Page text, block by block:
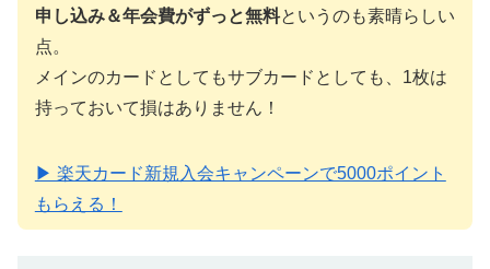
申し込み＆年会費がずっと無料というのも素晴らしい
点。
メインのカードとしてもサブカードとしても、1枚は
持っておいて損はありません！
▶ 楽天カード新規入会キャンペーンで5000ポイント
もらえる！